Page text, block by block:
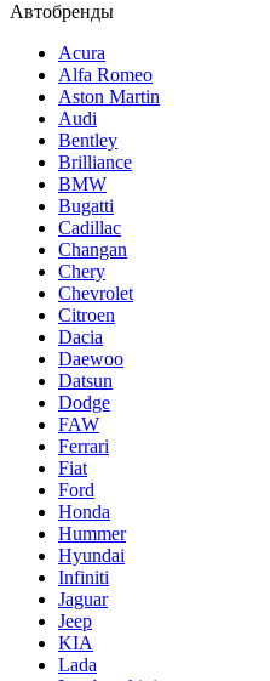
Автобренды
Acura
Alfa Romeo
Aston Martin
Audi
Bentley
Brilliance
BMW
Bugatti
Cadillac
Changan
Chery
Chevrolet
Citroen
Dacia
Daewoo
Datsun
Dodge
FAW
Ferrari
Fiat
Ford
Honda
Hummer
Hyundai
Infiniti
Jaguar
Jeep
KIA
Lada